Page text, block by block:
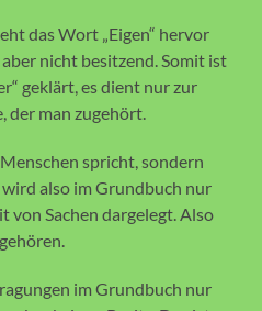
das Wort „Eigen“ hervor
nicht besitzend. Somit ist
geklärt, es dient nur zur
der man zugehört.
spricht, sondern
also im Grundbuch nur
von Sachen dargelegt. Also
im Grundbuch nur